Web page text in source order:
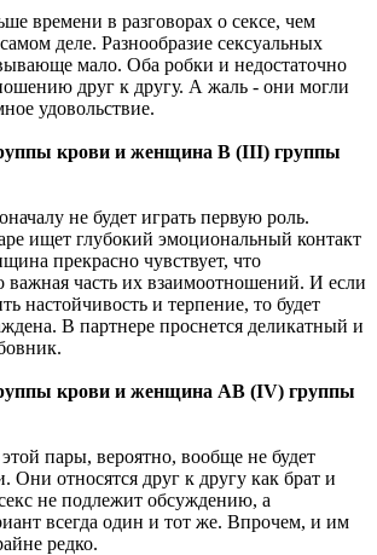
времени в разговорах о сексе, чем
деле. Разнообразие сексуальных
мало. Оба робки и недостаточно
друг к другу. А жаль - они могли
удовольствие.
крови и женщина В (III) группы
не будет играть первую роль.
ищет глубокий эмоциональный контакт
прекрасно чувствует, что
важная часть их взаимоотношений. И если
настойчивость и терпение, то будет
В партнере проснется деликатный и
крови и женщина АВ (IV) группы
пары, вероятно, вообще не будет
Они относятся друг к другу как брат и
не подлежит обсуждению, а
всегда один и тот же. Впрочем, и им
редко.